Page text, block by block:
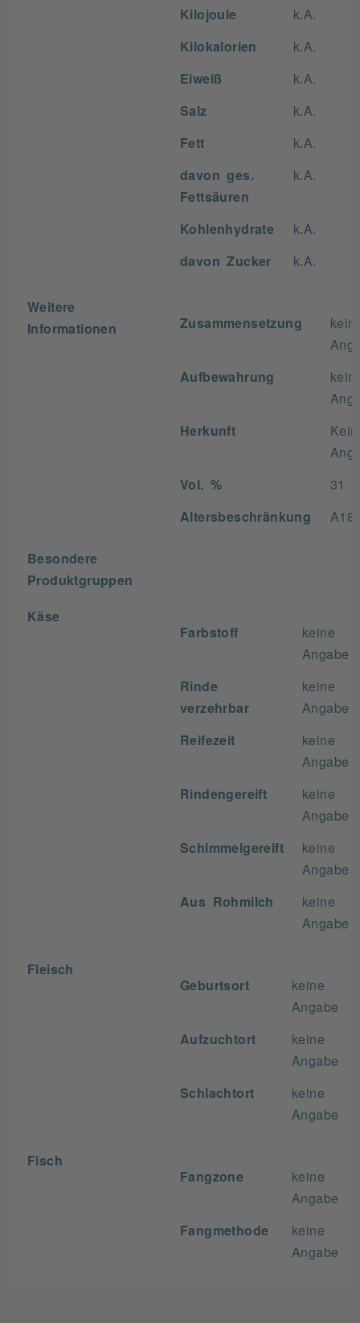
Kilojoule k.A.
Kilokalorien k.A.
Eiweiß k.A.
Salz k.A.
Fett k.A.
davon ges.
Fettsäuren
k.A.
Kohlenhydrate k.A.
davon Zucker k.A.
Weitere
Informationen
Zusammensetzung
Aufbewahrung
Herkunft
Vol. % 31
Altersbeschränkung A18
Besondere
Produktgruppen
Käse
Farbstoff
keine
Angabe
Rinde
verzehrbar
keine
Angabe
Reifezeit
keine
Angabe
Rindengereift
keine
Angabe
Schimmelgereift
keine
Angabe
Aus Rohmilch
keine
Angabe
Fleisch
Geburtsort
keine
Angabe
Aufzuchtort
keine
Angabe
Schlachtort
keine
Angabe
Fisch
Fangzone
keine
Angabe
Fangmethode
keine
Angabe